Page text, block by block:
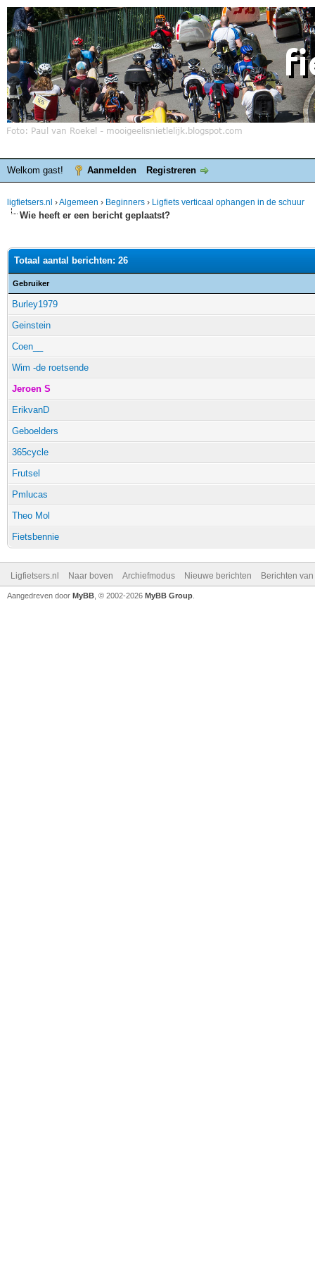
Welkom gast! Aanmelden Registreren
ligfietsers.nl ›Algemeen › Beginners › Ligfiets verticaal ophangen in de schuur
Wie heeft er een bericht geplaatst?
Totaal aantal berichten: 26
Gebruiker
Burley1979
Geinstein
Coen__
Wim -de roetsende
Jeroen S
ErikvanD
Geboelders
365cycle
Frutsel
Pmlucas
Theo Mol
Fietsbennie
Ligfietsers.nl Naar boven Archiefmodus Nieuwe berichten Berichten
Aangedreven door MyBB , © 2002-2026 MyBB Group